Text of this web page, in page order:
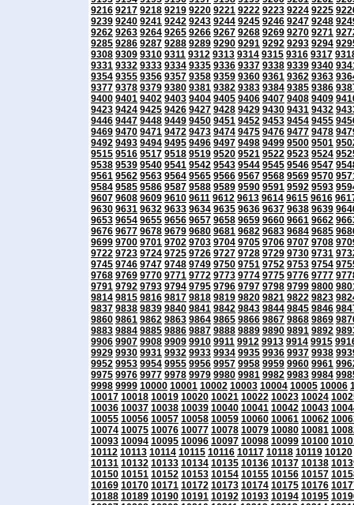
9216 9217 9218 9219 9220 9221 9222 9223 9224 9225
9239 9240 9241 9242 9243 9244 9245 9246 9247 9248
9262 9263 9264 9265 9266 9267 9268 9269 9270 9271
9285 9286 9287 9288 9289 9290 9291 9292 9293 9294
9308 9309 9310 9311 9312 9313 9314 9315 9316 9317
9331 9332 9333 9334 9335 9336 9337 9338 9339 9340
9354 9355 9356 9357 9358 9359 9360 9361 9362 9363
9377 9378 9379 9380 9381 9382 9383 9384 9385 9386
9400 9401 9402 9403 9404 9405 9406 9407 9408 9409
9423 9424 9425 9426 9427 9428 9429 9430 9431 9432
9446 9447 9448 9449 9450 9451 9452 9453 9454 9455
9469 9470 9471 9472 9473 9474 9475 9476 9477 9478
9492 9493 9494 9495 9496 9497 9498 9499 9500 9501
9515 9516 9517 9518 9519 9520 9521 9522 9523 9524
9538 9539 9540 9541 9542 9543 9544 9545 9546 9547
9561 9562 9563 9564 9565 9566 9567 9568 9569 9570
9584 9585 9586 9587 9588 9589 9590 9591 9592 9593
9607 9608 9609 9610 9611 9612 9613 9614 9615 9616
9630 9631 9632 9633 9634 9635 9636 9637 9638 9639
9653 9654 9655 9656 9657 9658 9659 9660 9661 9662
9676 9677 9678 9679 9680 9681 9682 9683 9684 9685
9699 9700 9701 9702 9703 9704 9705 9706 9707 9708
9722 9723 9724 9725 9726 9727 9728 9729 9730 9731
9745 9746 9747 9748 9749 9750 9751 9752 9753 9754
9768 9769 9770 9771 9772 9773 9774 9775 9776 9777
9791 9792 9793 9794 9795 9796 9797 9798 9799 9800
9814 9815 9816 9817 9818 9819 9820 9821 9822 9823
9837 9838 9839 9840 9841 9842 9843 9844 9845 9846
9860 9861 9862 9863 9864 9865 9866 9867 9868 9869
9883 9884 9885 9886 9887 9888 9889 9890 9891 9892
9906 9907 9908 9909 9910 9911 9912 9913 9914 9915
9929 9930 9931 9932 9933 9934 9935 9936 9937 9938
9952 9953 9954 9955 9956 9957 9958 9959 9960 9961
9975 9976 9977 9978 9979 9980 9981 9982 9983 9984
9998 9999 10000 10001 10002 10003 10004 10005 10006
10017 10018 10019 10020 10021 10022 10023 10024
10036 10037 10038 10039 10040 10041 10042 10043
10055 10056 10057 10058 10059 10060 10061 10062
10074 10075 10076 10077 10078 10079 10080 10081
10093 10094 10095 10096 10097 10098 10099 10100
10112 10113 10114 10115 10116 10117 10118 10119 10120
10131 10132 10133 10134 10135 10136 10137 10138
10150 10151 10152 10153 10154 10155 10156 10157
10169 10170 10171 10172 10173 10174 10175 10176
10188 10189 10190 10191 10192 10193 10194 10195